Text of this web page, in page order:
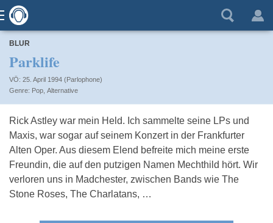
BLUR
Parklife
VÖ: 25. April 1994 (Parlophone)
Pop Alternative
Rick Astley war mein Held. Ich sammelte seine LPs und
Maxis, war sogar auf seinem Konzert in der Frankfurter
Alten Oper. Aus diesem Elend befreite mich meine erste
Freundin, die auf den putzigen Namen Mechthild hört. Wir
verloren uns in Madchester, zwischen Bands wie The
Stone Roses, The Charlatans, …